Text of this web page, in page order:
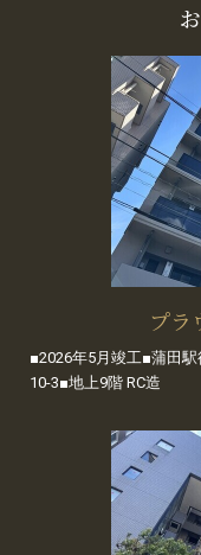
プラ
■2026年5月竣工■蒲田
10-3■地上9階 RC造